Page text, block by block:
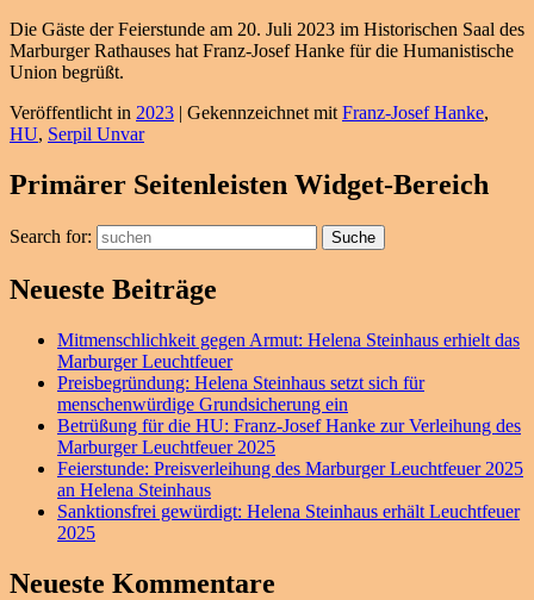
Die Gäste der Feierstunde am 20. Juli 2023 im Historischen Saal des
Marburger Rathauses hat Franz-Josef Hanke für die Humanistische
Union begrüßt.
Veröffentlicht in 2023 Gekennzeichnet mit Franz-Josef Hanke,
HU, Serpil Unvar
Primärer Seitenleisten Widget-Bereich
Search for: Suche
Neueste Beiträge
Mitmenschlichkeit gegen Armut: Helena Steinhaus erhielt das
Marburger Leuchtfeuer
Preisbegründung: Helena Steinhaus setzt sich für
menschenwürdige Grundsicherung ein
Betrüßung für die HU: Franz-Josef Hanke zur Verleihung des
Marburger Leuchtfeuer 2025
Feierstunde: Preisverleihung des Marburger Leuchtfeuer 2025
an Helena Steinhaus
Sanktionsfrei gewürdigt: Helena Steinhaus erhält Leuchtfeuer
2025
Neueste Kommentare